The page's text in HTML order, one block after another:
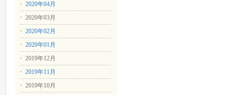
2020年04月
2020年03月
2020年02月
2020年01月
2019年12月
2019年11月
2019年10月